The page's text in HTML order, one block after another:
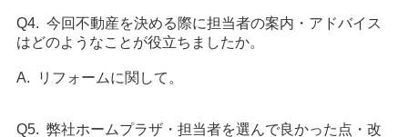
Q4. 今回不動産を決める際に担当者の案内・アドバイス
はどのようなことが役立ちましたか。
A. リフォームに関して。
Q5. 弊社ホームプラザ・担当者を選んで良かった点・改